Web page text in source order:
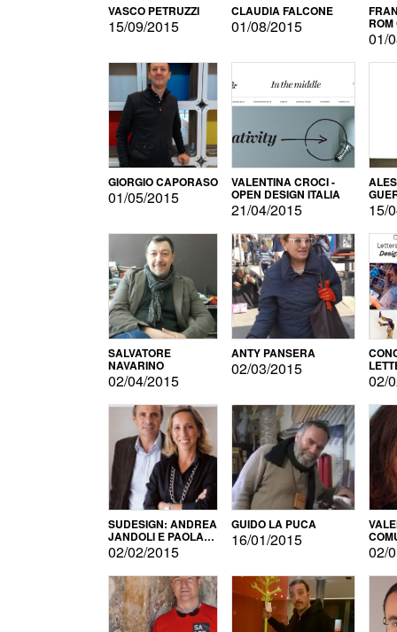
VASCO PETRUZZI
15/09/2015
CLAUDIA FALCONE
01/08/2015
01/
GIORGIO CAPORASO
01/05/2015
VALENTINA CROCI -
OPEN DESIGN ITALIA
21/04/2015 15/
SALVATORE
NAVARINO
02/04/2015
ANTY PANSERA
02/03/2015
02/
SUDESIGN: ANDREA
JANDOLI E PAOLA
PISAPIA
02/02/2015
GUIDO LA PUCA
16/01/2015
02/